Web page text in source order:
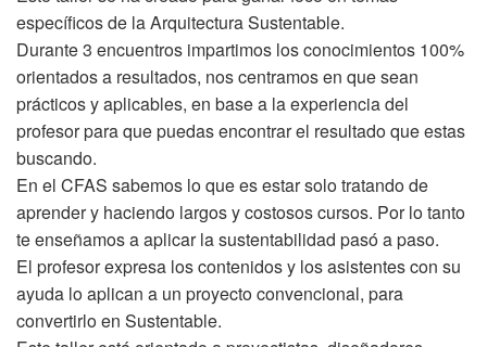
específicos de la Arquitectura Sustentable.
Durante 3 encuentros impartimos los conocimientos 100%
orientados a resultados, nos centramos en que sean
prácticos y aplicables, en base a la experiencia del
profesor para que puedas encontrar el resultado que estas
buscando.
En el CFAS sabemos lo que es estar solo tratando de
aprender y haciendo largos y costosos cursos. Por lo tanto
te enseñamos a aplicar la sustentabilidad pasó a paso.
El profesor expresa los contenidos y los asistentes con su
ayuda lo aplican a un proyecto convencional, para
convertirlo en Sustentable.